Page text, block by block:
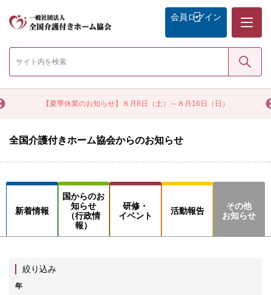
【夏季休業のお知らせ】８月8日（土）～８月16日（日）
会員 ログイン
検索
全国介護付きホーム協会からのお知らせ
新着情報
国からのお
知らせ
（行政情
報）
研修・
イベント
活動報告
その他
お知らせ
絞り込み
年